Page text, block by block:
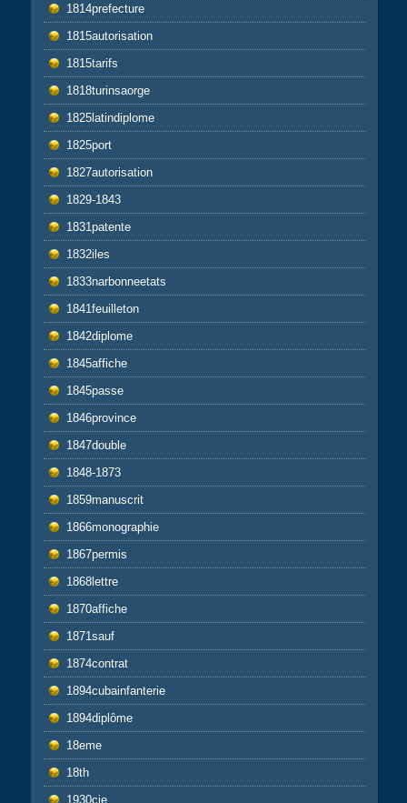
1814prefecture
1815autorisation
1815tarifs
1818turinsaorge
1825latindiplome
1825port
1827autorisation
1829-1843
1831patente
1832iles
1833narbonneetats
1841feuilleton
1842diplome
1845affiche
1845passe
1846province
1847double
1848-1873
1859manuscrit
1866monographie
1867permis
1868lettre
1870affiche
1871sauf
1874contrat
1894cubainfanterie
1894diplôme
18eme
18th
1930cie